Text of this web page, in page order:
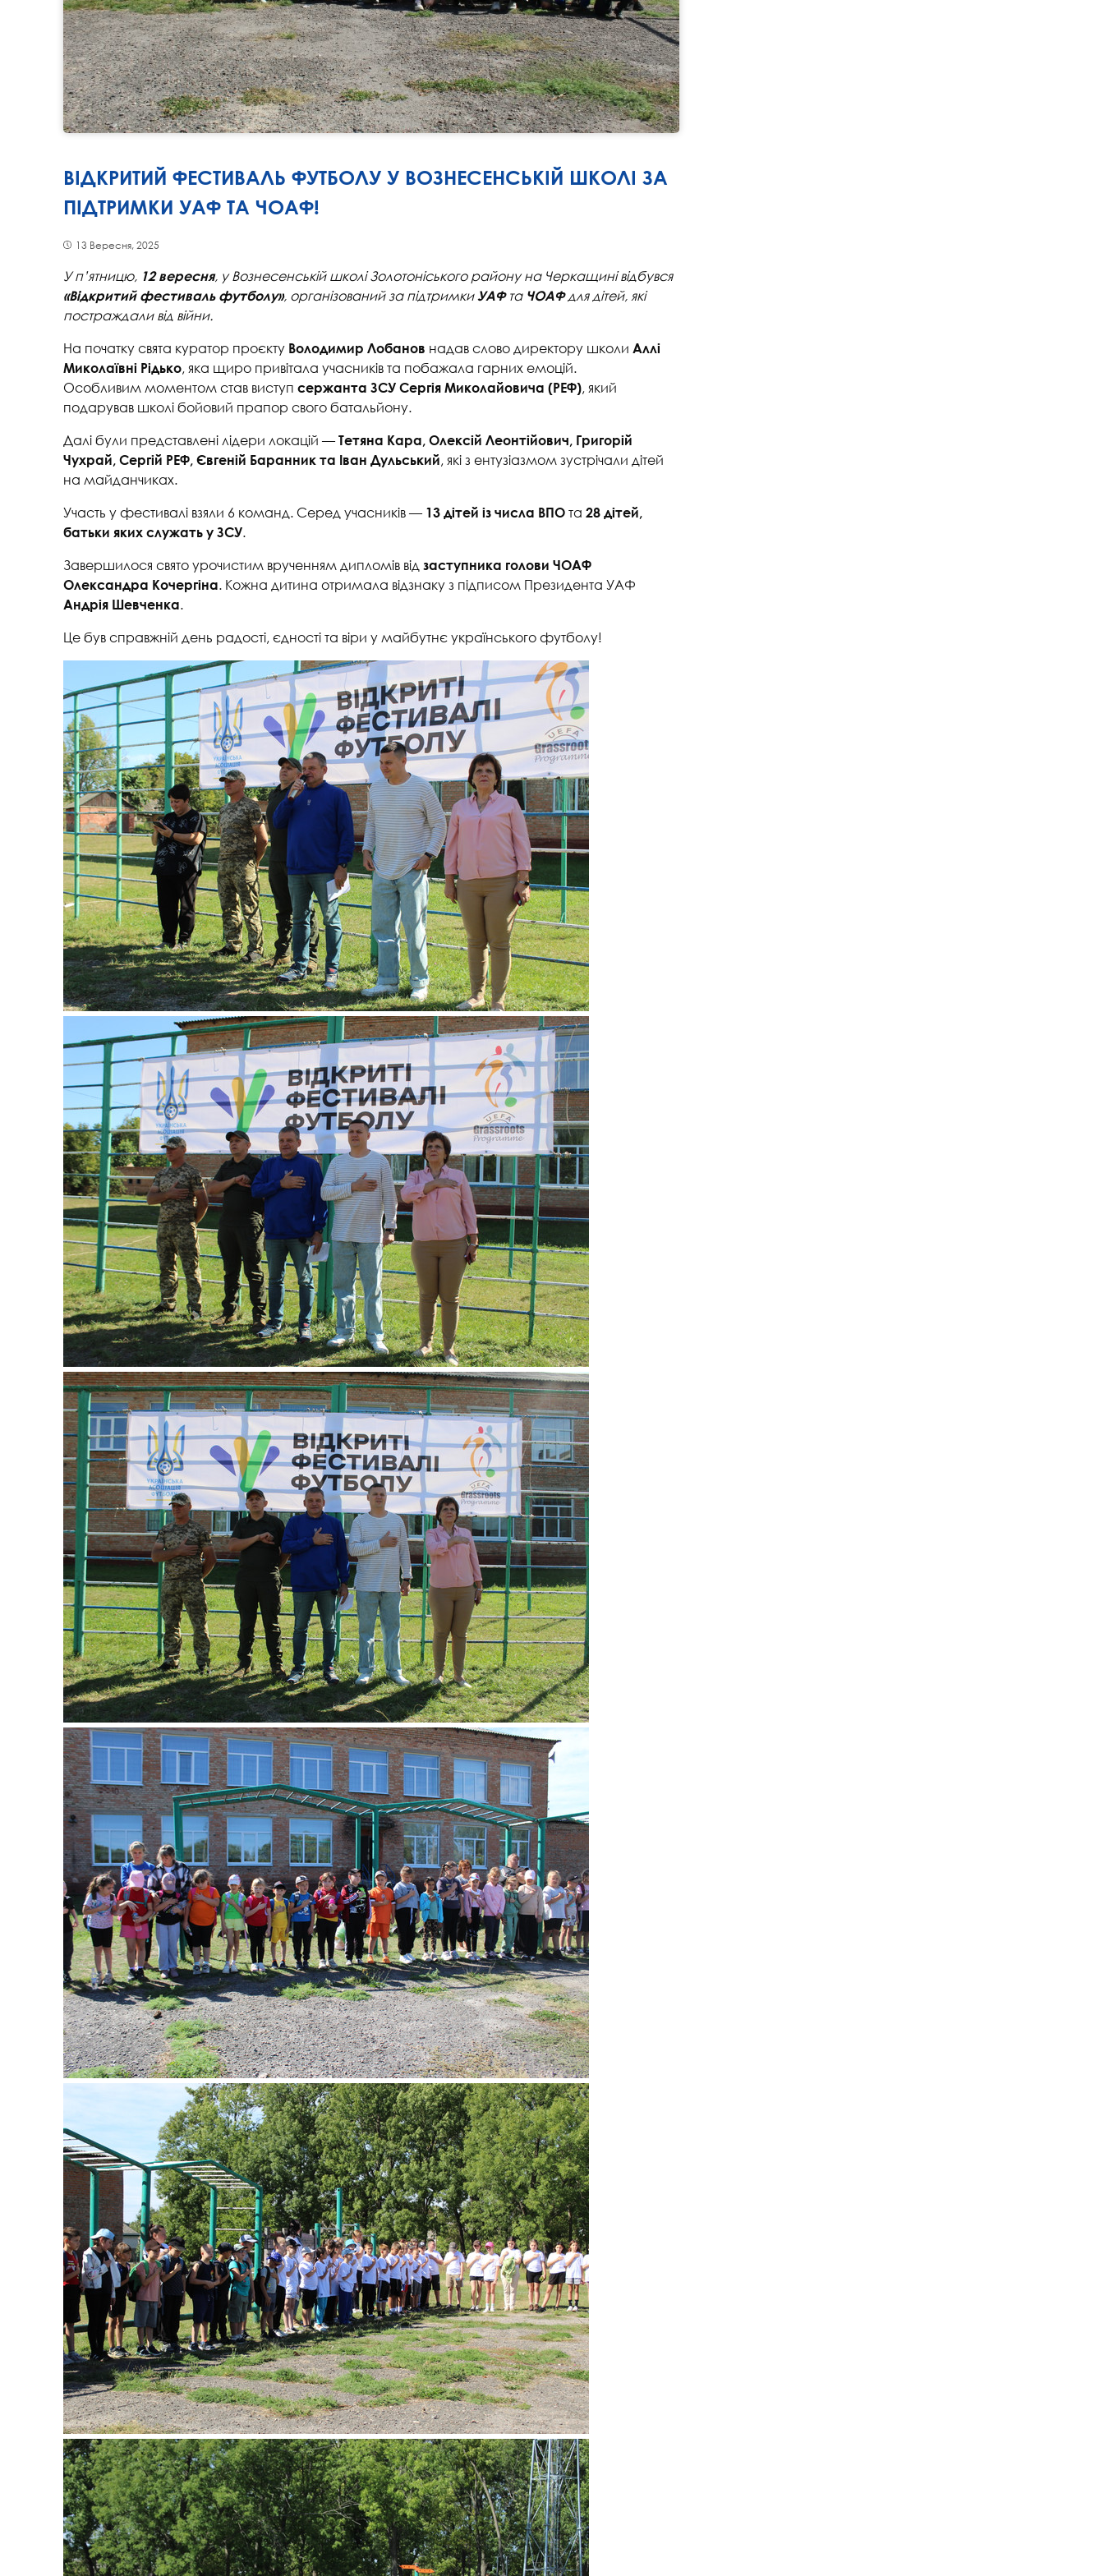
ВІДКРИТИЙ ФЕСТИВАЛЬ ФУТБОЛУ У ВОЗНЕСЕНСЬКІЙ ШКОЛІ ЗА
ПІДТРИМКИ УАФ ТА ЧОАФ!
13 Вересня, 2025
У п’ятницю, 12 вересня, у Вознесенській школі Золотоніського району на Черкащині відбувся
«Відкритий фестиваль футболу», організований за підтримкиУАФта ЧОАФдля дітей, які
постраждали від війни.
На початку свята куратор проєкту Володимир Лобанов надав слово директору школи Аллі
Миколаївні Рідько, яка щиро привітала учасників та побажала гарних емоцій.
Особливим моментом став виступ сержанта ЗСУ Сергія Миколайовича (РЕФ), який
подарував школі бойовий прапор свого батальйону.
Далі були представлені лідери локацій — Тетяна Кара, Олексій Леонтійович, Григорій
Чухрай, Сергій РЕФ, Євгеній Баранник та Іван Дульський, які з ентузіазмом зустрічали дітей
на майданчиках.
Участь у фестивалі взяли 6 команд. Серед учасників — 13 дітей із числа ВПО та 28 дітей,
батьки яких служать у ЗСУ.
Завершилося свято урочистим врученням дипломів від заступника голови ЧОАФ
Олександра Кочергіна. Кожна дитина отримала відзнаку з підписом Президента УАФ
Андрія Шевченка.
Це був справжній день радості, єдності та віри у майбутнє українського футболу!